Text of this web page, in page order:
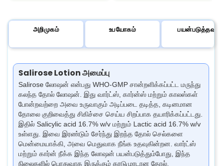
அறிமுகம் உபயோகம் பயன்படுத்தவும்
Salirose Lotion அமைப்பு
Salirose லோஷன் என்பது WHO-GMP சான்றளிக்கப்பட்ட மருந்து
கலந்த தோல் லோஷன். இது வார்ட்ஸ், கார்ன்ஸ் மற்றும் காலஸ்கள்
போன்றவற்றை அவை உருவாகும் அடிப்படை தடித்த, கடினமான
தோலை குறிவைத்து சிகிச்சை செய்ய சிறப்பாக தயாரிக்கப்பட்டது.
இதில் Salicylic acid 16.7% w/v மற்றும் Lactic acid 16.7% w/v
உள்ளது. இவை இரண்டும் சேர்ந்து இறந்த தோல் செல்களை
மென்மையாக்கி, அவை மெதுவாக நீங்க உதவுகின்றன. வார்ட்ஸ்
மற்றும் கார்ன் நீக்க இந்த லோஷன் பயன்படுத்தும்போது, இந்த
நிலைகளில் பொதுவாக இருக்கும் கரடுமுரடான தோல்,